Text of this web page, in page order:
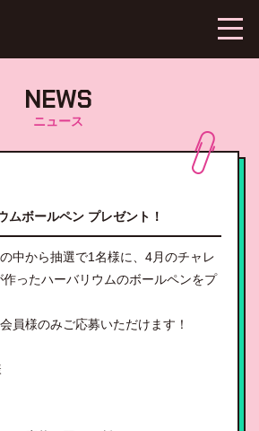
NEWS
ニュース
ムボールペン プレゼント！
中から抽選で1名様に、4月のチャレ
作ったハーバリウムのボールペンをプ
員様のみご応募いただけます！